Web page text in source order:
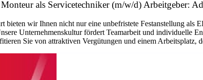
als Servicetechniker (m/w/d) Arbeitgeber:
bieten wir Ihnen nicht nur eine unbefristete Festanstellung
Unternehmenskultur fördert Teamarbeit und individuelle
Sie von attraktiven Vergütungen und einem Arbeitsplatz,